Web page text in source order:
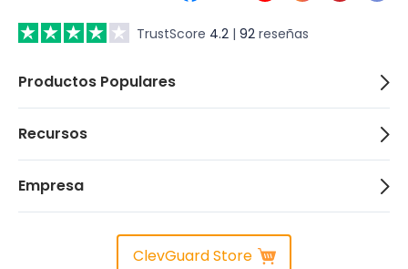
TrustScore 4.2 | 92 reseñas
Productos Populares
Recursos
Empresa
ClevGuard Store